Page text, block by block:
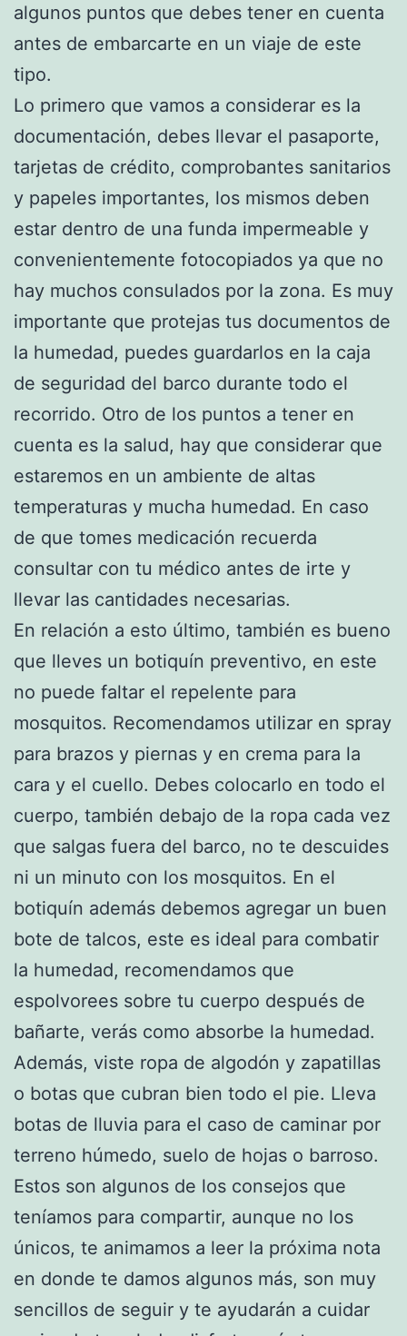
algunos puntos que debes tener en cuenta
antes de embarcarte en un viaje de este
tipo.
Lo primero que vamos a considerar es la
documentación, debes llevar el pasaporte,
tarjetas de crédito, comprobantes sanitarios
y papeles importantes, los mismos deben
estar dentro de una funda impermeable y
convenientemente fotocopiados ya que no
hay muchos consulados por la zona. Es muy
importante que protejas tus documentos de
la humedad, puedes guardarlos en la caja
de seguridad del barco durante todo el
recorrido. Otro de los puntos a tener en
cuenta es la salud, hay que considerar que
estaremos en un ambiente de altas
temperaturas y mucha humedad. En caso
de que tomes medicación recuerda
consultar con tu médico antes de irte y
llevar las cantidades necesarias.
En relación a esto último, también es bueno
que lleves un botiquín preventivo, en este
no puede faltar el repelente para
mosquitos. Recomendamos utilizar en spray
para brazos y piernas y en crema para la
cara y el cuello. Debes colocarlo en todo el
cuerpo, también debajo de la ropa cada vez
que salgas fuera del barco, no te descuides
ni un minuto con los mosquitos. En el
botiquín además debemos agregar un buen
bote de talcos, este es ideal para combatir
la humedad, recomendamos que
espolvorees sobre tu cuerpo después de
bañarte, verás como absorbe la humedad.
Además, viste ropa de algodón y zapatillas
o botas que cubran bien todo el pie. Lleva
botas de lluvia para el caso de caminar por
terreno húmedo, suelo de hojas o barroso.
Estos son algunos de los consejos que
teníamos para compartir, aunque no los
únicos, te animamos a leer la próxima nota
en donde te damos algunos más, son muy
sencillos de seguir y te ayudarán a cuidar